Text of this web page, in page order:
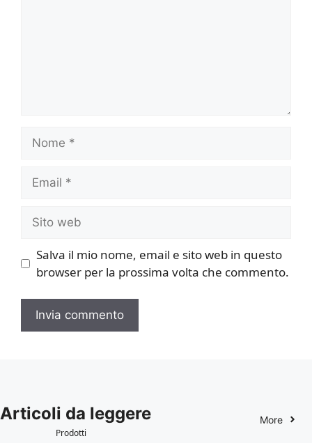
Nome
Email
Sito
web
Salva il mio nome, email e sito web in questo
browser per la prossima volta che commento.
Articoli da leggere
More
Prodotti